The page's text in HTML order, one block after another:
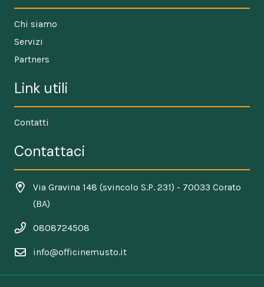
Chi siamo
Servizi
Partners
Link utili
Contatti
Contattaci
Via Gravina 148 (svincolo S.P. 231) - 70033 Corato
(BA)
0808724508
info@officinemusto.it